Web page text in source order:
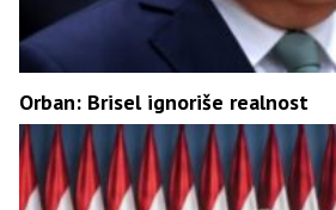
Orban: Brisel ignoriše realnost